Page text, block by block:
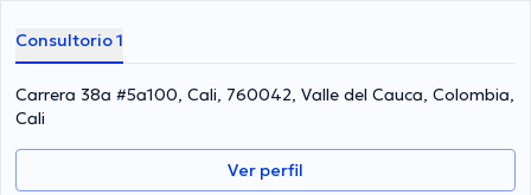
Consultorio 1
Carrera 38a #5a100, Cali, 760042, Valle del Cauca, Colombia,
Cali
Ver perfil